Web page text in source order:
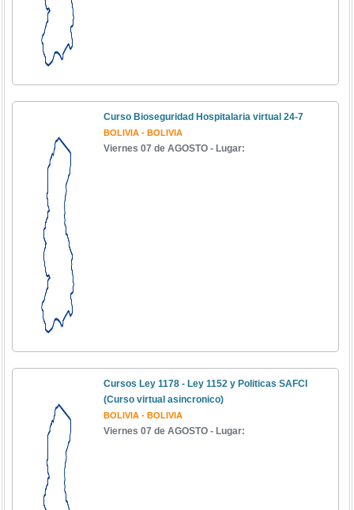
Curso Bioseguridad Hospitalaria virtual 24-7
BOLIVIA - BOLIVIA
Viernes 07 de AGOSTO - Lugar:
Cursos Ley 1178 - Ley 1152 y Politicas SAFCI
(Curso virtual asincronico)
BOLIVIA - BOLIVIA
Viernes 07 de AGOSTO - Lugar: